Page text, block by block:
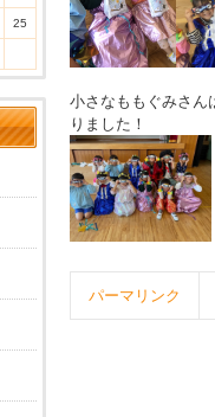
小さなももぐみさん
りました！
パーマリンク
25